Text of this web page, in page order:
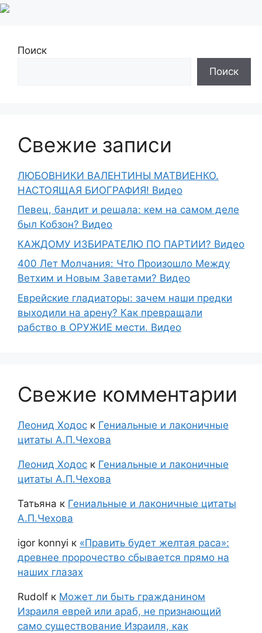
Поиск
Поиск
Свежие записи
ЛЮБОВНИКИ ВАЛЕНТИНЫ МАТВИЕНКО.
НАСТОЯЩАЯ БИОГРАФИЯ! Видео
Певец, бандит и решала: кем на самом деле
был Кобзон? Видео
КАЖДОМУ ИЗБИРАТЕЛЮ ПО ПАРТИИ? Видео
400 Лет Молчания: Что Произошло Между
Ветхим и Новым Заветами? Видео
Еврейские гладиаторы: зачем наши предки
выходили на арену? Как превращали
рабство в ОРУЖИЕ мести. Видео
Свежие комментарии
Леонид Ходос к Гениальные и лаконичные
цитаты А.П.Чехова
Леонид Ходос к Гениальные и лаконичные
цитаты А.П.Чехова
Татьяна к Гениальные и лаконичные цитаты
А.П.Чехова
igor konnyi к «Править будет желтая раса»:
древнее пророчество сбывается прямо на
наших глазах
Rudolf к Может ли быть гражданином
Израиля еврей или араб, не признающий
само существование Израиля, как